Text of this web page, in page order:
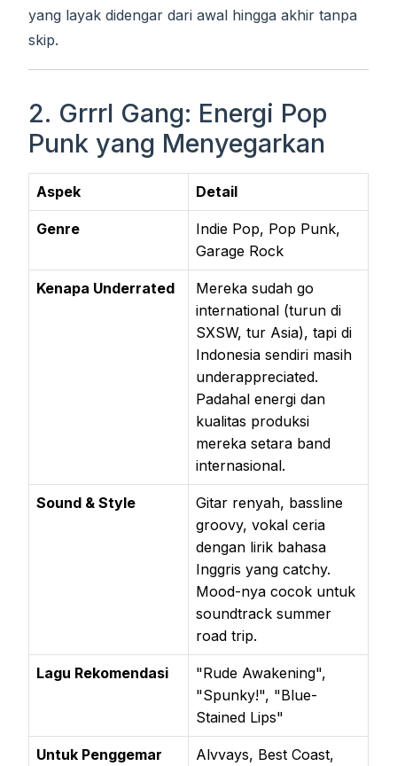
yang layak didengar dari awal hingga akhir tanpa
skip.
2. Grrrl Gang: Energi Pop
Punk yang Menyegarkan
Aspek Detail
Genre
Indie Pop, Pop Punk,
Garage Rock
Kenapa Underrated
Mereka sudah go
international (turun di
SXSW, tur Asia), tapi di
Indonesia sendiri masih
underappreciated.
Padahal energi dan
kualitas produksi
mereka setara band
internasional.
Sound & Style
Gitar renyah, bassline
groovy, vokal ceria
dengan lirik bahasa
Inggris yang catchy.
Mood-nya cocok untuk
soundtrack summer
road trip.
Lagu Rekomendasi
"Rude Awakening",
"Spunky!", "Blue-
Stained Lips"
Untuk Penggemar
Alvvays, Best Coast,